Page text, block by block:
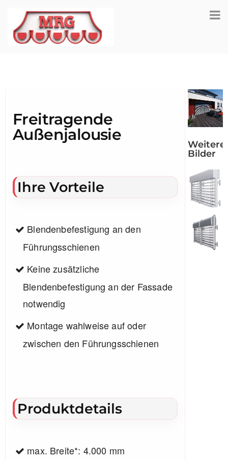
Freitragende
Außenjalousie
Ihre Vorteile
Blendenbefestigung an den
Führungsschienen
Keine zusätzliche
Blendenbefestigung an der Fassade
notwendig
Montage wahlweise auf oder
zwischen den Führungsschienen
Produktdetails
max. Breite*: 4.000 mm
Weitere
Bilder